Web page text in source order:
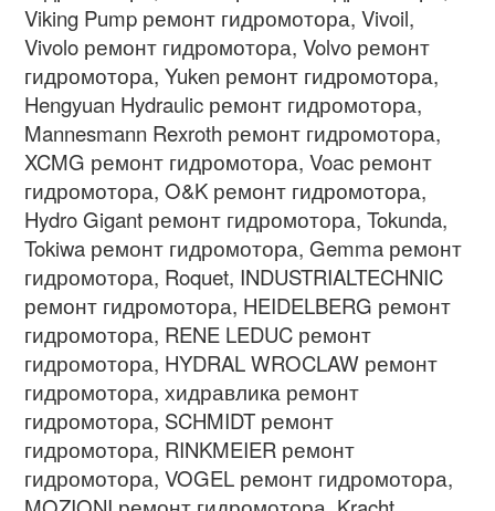
Viking Pump ремонт гидромотора, Vivoil,
Vivolo ремонт гидромотора, Volvo ремонт
гидромотора, Yuken ремонт гидромотора,
Hengyuan Hydraulic ремонт гидромотора,
Mannesmann Rexroth ремонт гидромотора,
XCMG ремонт гидромотора, Voac ремонт
гидромотора, O&K ремонт гидромотора,
Hydro Gigant ремонт гидромотора, Tokunda,
Tokiwa ремонт гидромотора, Gemma ремонт
гидромотора, Roquet, INDUSTRIALTECHNIC
ремонт гидромотора, HEIDELBERG ремонт
гидромотора, RENE LEDUC ремонт
гидромотора, HYDRAL WROCLAW ремонт
гидромотора, хидравлика ремонт
гидромотора, SCHMIDT ремонт
гидромотора, RINKMEIER ремонт
гидромотора, VOGEL ремонт гидромотора,